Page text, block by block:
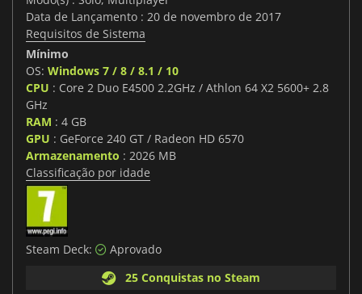
Data de Lançamento : 20 de novembro de 2017
Requisitos de Sistema
Mínimo
OS: Windows 7 / 8 / 8.1 / 10
CPU : Core 2 Duo E4500 2.2GHz / Athlon 64 X2 5600+ 2.8
GHz
RAM : 4 GB
GPU : GeForce 240 GT / Radeon HD 6570
Armazenamento : 2026 MB
Classificação por idade
Steam Deck:
Aprovado
25 Conquistas no Steam